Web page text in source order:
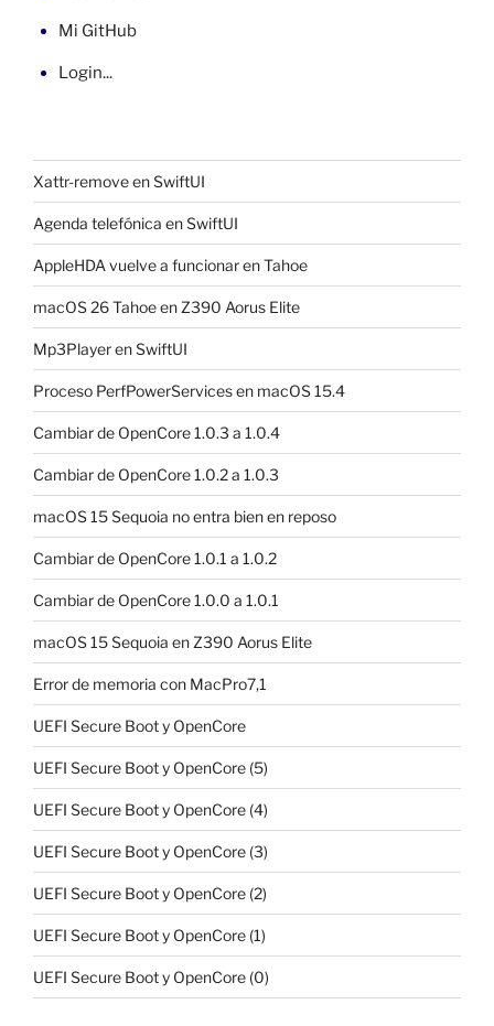
Mi GitHub
Login...
Xattr-remove en SwiftUI
Agenda telefónica en SwiftUI
AppleHDA vuelve a funcionar en Tahoe
macOS 26 Tahoe en Z390 Aorus Elite
Mp3Player en SwiftUI
Proceso PerfPowerServices en macOS 15.4
Cambiar de OpenCore 1.0.3 a 1.0.4
Cambiar de OpenCore 1.0.2 a 1.0.3
macOS 15 Sequoia no entra bien en reposo
Cambiar de OpenCore 1.0.1 a 1.0.2
Cambiar de OpenCore 1.0.0 a 1.0.1
macOS 15 Sequoia en Z390 Aorus Elite
Error de memoria con MacPro7,1
UEFI Secure Boot y OpenCore
UEFI Secure Boot y OpenCore (5)
UEFI Secure Boot y OpenCore (4)
UEFI Secure Boot y OpenCore (3)
UEFI Secure Boot y OpenCore (2)
UEFI Secure Boot y OpenCore (1)
UEFI Secure Boot y OpenCore (0)